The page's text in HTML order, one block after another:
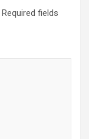
Required fields